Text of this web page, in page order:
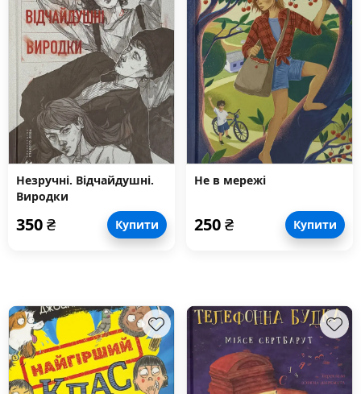
Незручні. Відчайдушні.
Виродки
350₴ Купити
Не в мережі
250₴ Купити